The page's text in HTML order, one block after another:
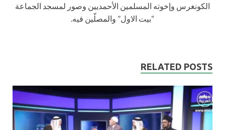
الكونغرس وإخوته المسلمين الأحمديين وصور لمسجد الجماعة
“بيت الاول” والمصلّين فيه.
RELATED POSTS